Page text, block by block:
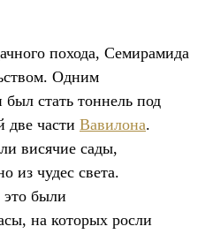
похода, Семирамида
Одним
стать тоннель под
части Вавилона.
висячие сады,
из чудес света.
были
на которых росли